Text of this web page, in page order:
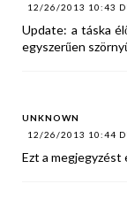
12/26/2013 10:43
Update: a táska
egyszerűen
UNKNOWN
12/26/2013 10:44
Ezt a